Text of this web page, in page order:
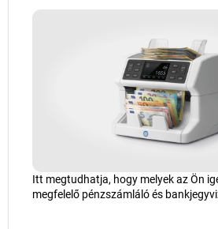
Itt megtudhatja, hogy melyek az Ön
megfelelő pénzszámláló és